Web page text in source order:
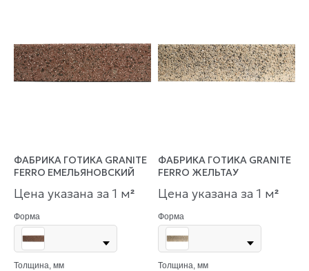
ФАБРИКА ГОТИКА GRANITE
FERRO ЕМЕЛЬЯНОВСКИЙ
Цена указана за 1 м²
Форма
Толщина, мм
ФАБРИКА ГОТИКА GRANITE
FERRO ЖЕЛЬТАУ
Цена указана за 1 м²
Форма
Толщина, мм